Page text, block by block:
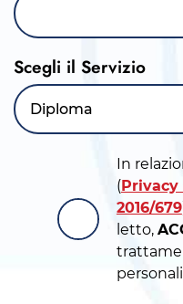
Scegli il Servizio
Diploma
In
(Privacy
2016/679
letto,